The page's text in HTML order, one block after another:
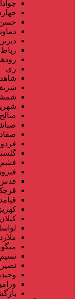
حسن
ری
صالح
فشم
کیلان
ملارد